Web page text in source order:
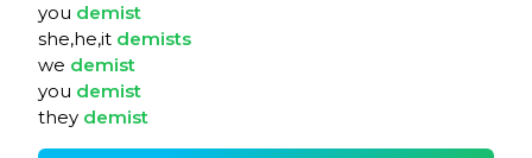
you demist
she,he,it demists
we demist
you demist
they demist